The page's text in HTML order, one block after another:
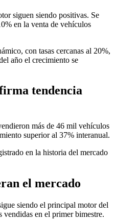
siguen siendo positivas. Se
en la venta de vehículos
con tasas cercanas al 20%,
año el crecimiento se
tendencia
más de 46 mil vehículos
superior al 37% interanual.
en la historia del mercado
el mercado
siendo el principal motor del
vendidas en el primer bimestre.